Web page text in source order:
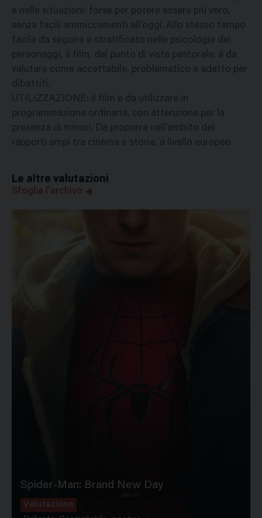
e nelle situazioni: forse per potere essere più vero,
senza facili ammiccamenti all'oggi. Allo stesso tempo
facile da seguire e stratificato nelle psicologie dei
personaggi, il film, dal punto di vista pastorale, é da
valutare come accettabile, problematico e adatto per
dibattiti.
UTILIZZAZIONE: il film è da utilizzare in
programmazione ordinaria, con attenzione per la
presenza di minori. Da proporre nell'ambito dei
rapporti ampi tra cinema e storia, a livello europeo.
Le altre valutazioni
Sfoglia l'archivo
Spider-Man: Brand New Day
Valutazione